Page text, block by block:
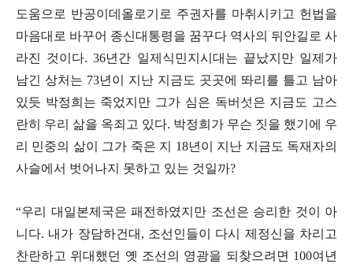
도움으로 반공이데올로기로 주권자를 마취시키고 헌법을
마음대로 바꾸어 종신대통령을 꿈꾸다 역사의 뒤안길로 사
라진 것이다. 36년간 일제식민지시대는 끝났지만 일제가
남긴 상처는 73년이 지난 지금도 곳곳에 똬리를 틀고 남아
있듯 박정희는 죽었지만 그가 심은 독버섯은 지금도 고스
란히 우리 삶을 옥죄고 있다. 박정희가 무슨 짓을 했기에 우
리 민중의 삶이 그가 죽은 지 18년이 지난 지금도 독재자의
사슬에서 벗어나지 못하고 있는 것일까?
“우리 대일본제국은 패전하였지만 조선은 승리한 것이 아
니다. 내가 장담하건대 , 조선인들이 다시 제정신을 차리고
찬란하고 위대했던 옛 조선의 영광을 되찾으려면 100여년